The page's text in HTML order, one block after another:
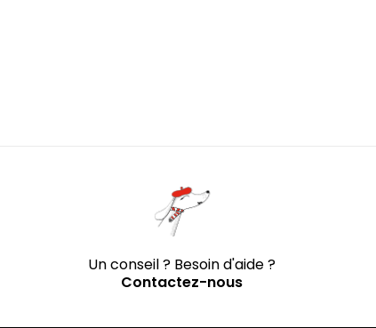
Un conseil ? Besoin d'aide ?
Contactez-nous